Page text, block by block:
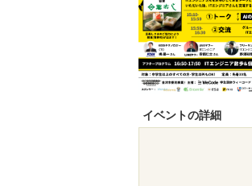
イベントの詳細